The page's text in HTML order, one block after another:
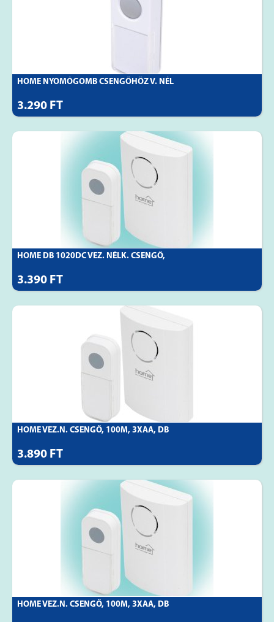
HOME NYOMÓGOMB CSENGŐHÖZ V. NÉL
3.290 FT
HOME DB 1020DC VEZ. NÉLK. CSENGŐ,
3.390 FT
HOME VEZ.N. CSENGŐ, 100M, 3XAA, DB
3.890 FT
HOME VEZ.N. CSENGŐ, 100M, 3XAA, DB